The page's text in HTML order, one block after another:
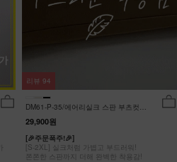
DM61-P-35/에어리실크 스판 부츠컷팬
29,900원
[🎉주문폭주!🎉]
[S-2XL] 실크처럼 가볍고 부드러워!
쫀쫀한 스판까지 더해 완벽한 착용감!
리뷰 94